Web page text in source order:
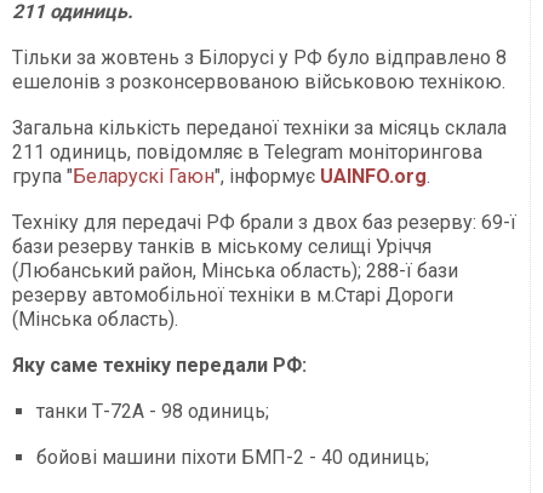
211 одиниць.
Тільки за жовтень з Білорусі у РФ було відправлено 8
ешелонів з розконсервованою військовою технікою.
Загальна кількість переданої техніки за місяць склала
211 одиниць, повідомляє в Telegram моніторингова
група "Беларускі Гаюн", інформує UAINFO.org.
Техніку для передачі РФ брали з двох баз резерву: 69-ї
бази резерву танків в міському селищі Уріччя
(Любанський район, Мінська область); 288-ї бази
резерву автомобільної техніки в м.Старі Дороги
(Мінська область).
Яку саме техніку передали РФ:
танки Т-72А - 98 одиниць;
бойові машини піхоти БМП-2 - 40 одиниць;